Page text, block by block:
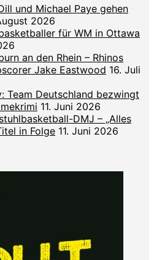
und Michael Paye gehen
2026
für WM in Ottawa
an den Rhein – Rhinos
Jake Eastwood 16. Juli
Team Deutschland bezwingt
11. Juni 2026
DMJ – „Alles
in Folge 11. Juni 2026